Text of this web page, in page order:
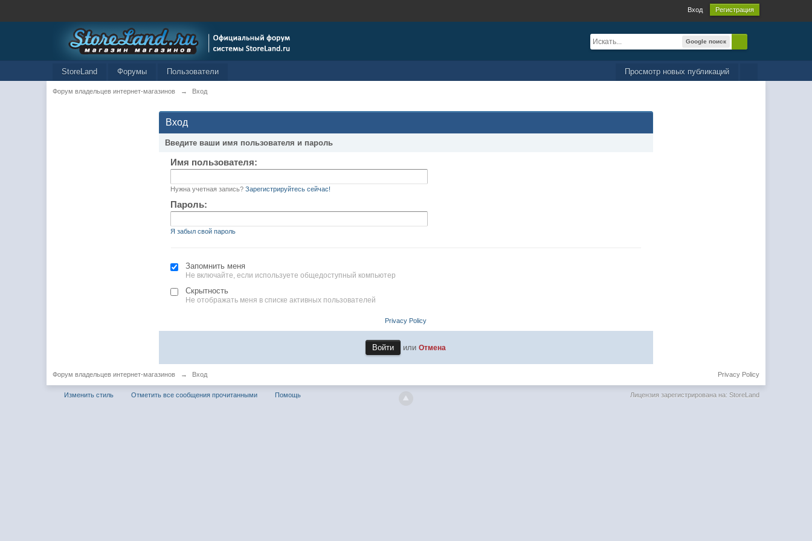
Вход Регистрация
Google поиск
Просмотр новых публикаций
StoreLand Форумы Пользователи
Форум владельцев интернет-магазинов → Вход
Вход
Введите ваши имя пользователя и пароль
Имя пользователя:
Нужна учетная запись? Зарегистрируйтесь сейчас!
Пароль:
Я забыл свой пароль
Запомнить меня
Не включайте, если используете общедоступный компьютер
Скрытность
Не отображать меня в списке активных пользователей
Privacy Policy
илиОтмена
Форум владельцев интернет-магазинов → Вход Privacy Policy
Изменить стиль Отметить все сообщения прочитанными Помощь Лицензия зарегистрирована на: StoreLand